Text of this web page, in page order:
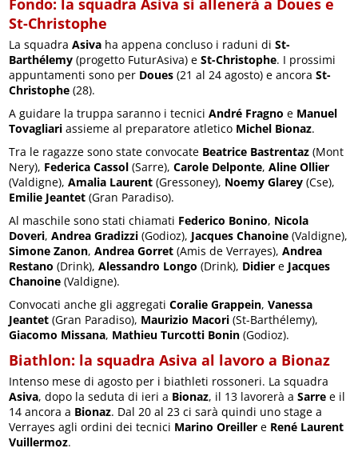
St-Christophe
La squadraAsiva ha appena concluso i raduni diSt-
Barthélemy (progetto FuturAsiva) eSt-Christophe. I prossimi
appuntamenti sono per Doues (21 al 24 agosto) e ancoraSt-
Christophe (28).
A guidare la truppa saranno i tecniciAndré Fragno e Manuel
Tovagliari assieme al preparatore atletico Michel Bionaz.
Tra le ragazze sono state convocate Beatrice Bastrentaz (Mont
Nery), Federica Cassol (Sarre),Carole Delponte,Aline Ollier
(Valdigne),Amalia Laurent (Gressoney), Noemy Glarey (Cse),
Emilie Jeantet (Gran Paradiso).
Al maschile sono stati chiamati Federico Bonino, Nicola
Doveri,Andrea Gradizzi (Godioz), Jacques Chanoine (Valdigne),
Simone Zanon,Andrea Gorret (Amis de Verrayes),Andrea
Restano (Drink),Alessandro Longo (Drink), Didier e Jacques
Chanoine (Valdigne).
Convocati anche gli aggregatiCoralie Grappein,Vanessa
Jeantet (Gran Paradiso), Maurizio Macori (St-Barthélemy),
Giacomo Missana, Mathieu Turcotti Bonin (Godioz).
Biathlon: la squadra Asiva al lavoro a Bionaz
Intenso mese di agosto per i biathleti rossoneri. La squadra
Asiva, dopo la seduta di ieri a Bionaz, il 13 lavorerà aSarre e il
14 ancora a Bionaz. Dal 20 al 23 ci sarà quindi uno stage a
Verrayes agli ordini dei tecnici Marino Oreiller e René Laurent
Vuillermoz.